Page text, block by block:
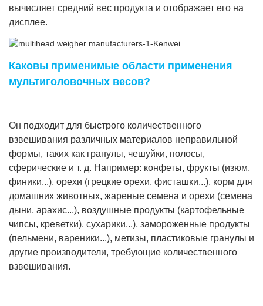
вычисляет средний вес продукта и отображает его на
дисплее.
Каковы применимые области применения
мультиголовочных весов?
Он подходит для быстрого количественного
взвешивания различных материалов неправильной
формы, таких как гранулы, чешуйки, полосы,
сферические и т. д. Например: конфеты, фрукты (изюм,
финики...), орехи (грецкие орехи, фисташки...), корм для
домашних животных, жареные семена и орехи (семена
дыни, арахис...), воздушные продукты (картофельные
чипсы, креветки). сухарики...), замороженные продукты
(пельмени, вареники...), метизы, пластиковые гранулы и
другие производители, требующие количественного
взвешивания.